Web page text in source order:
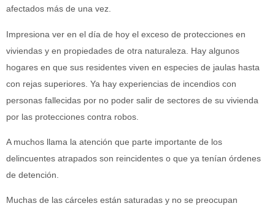
afectados más de una vez.
Impresiona ver en el día de hoy el exceso de protecciones en
viviendas y en propiedades de otra naturaleza. Hay algunos
hogares en que sus residentes viven en especies de jaulas hasta
con rejas superiores. Ya hay experiencias de incendios con
personas fallecidas por no poder salir de sectores de su vivienda
por las protecciones contra robos.
A muchos llama la atención que parte importante de los
delincuentes atrapados son reincidentes o que ya tenían órdenes
de detención.
Muchas de las cárceles están saturadas y no se preocupan